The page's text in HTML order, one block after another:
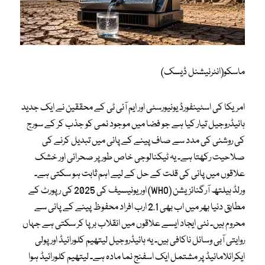
ماسکو(انٹرنیشنل ڈیسک)
امریکا کی اسٹینفورڈ یونیورسٹی اور ایم آئی ٹی کے محققین نے ایک جدید
ہائیڈروجیل تیار کیا ہے جو فضا میں موجود نمی کو جذب کر کے سورج
کی روشنی کی مدد سے صاف پینے کے پانی میں تبدیل کرنے کی
صلاحیت رکھتا ہے۔ یہ ٹیکنالوجی خاص طور پر صحرائی اور خشک
علاقوں میں پانی کی قلت کے حل کے لیے اہم ثابت ہو سکتی ہے۔
ورلڈ ہیلتھ آرگنائزیشن (WHO) اور یونیسیف کی 2025 کی رپورٹ کے
مطابق دنیا بھر میں اب بھی 2.1 ارب افراد محفوظ پینے کے پانی سے
محروم ہیں۔ نئی ایجاد ایسے علاقوں میں انقلاب برپا کر سکتی ہے جہاں
روایتی آبی وسائل ناکافی ہیں۔ یہ ہائیڈروجیل لیتھیم کلورائیڈ اور پولی
ایکرائلامائیڈ پر مشتمل ایک اسفنج نما مادہ ہے۔ لیتھیم کلورائیڈ ہوا